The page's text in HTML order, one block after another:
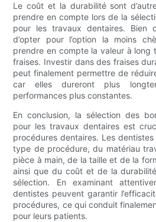
Le coût et la durabilité sont
prendre en compte lors de la
pour les travaux dentaires. Bien
d’opter pour l’option la moins
prendre en compte la valeur à long
fraises. Investir dans des fraises
peut finalement permettre de
car elles dureront plus
performances plus constantes.
En conclusion, la sélection des
pour les travaux dentaires est
procédures dentaires. Les
type de procédure, du matériau
pièce à main, de la taille et de la
ainsi que du coût et de la
sélection. En examinant
dentistes peuvent garantir
procédures, ce qui conduit
pour leurs patients.